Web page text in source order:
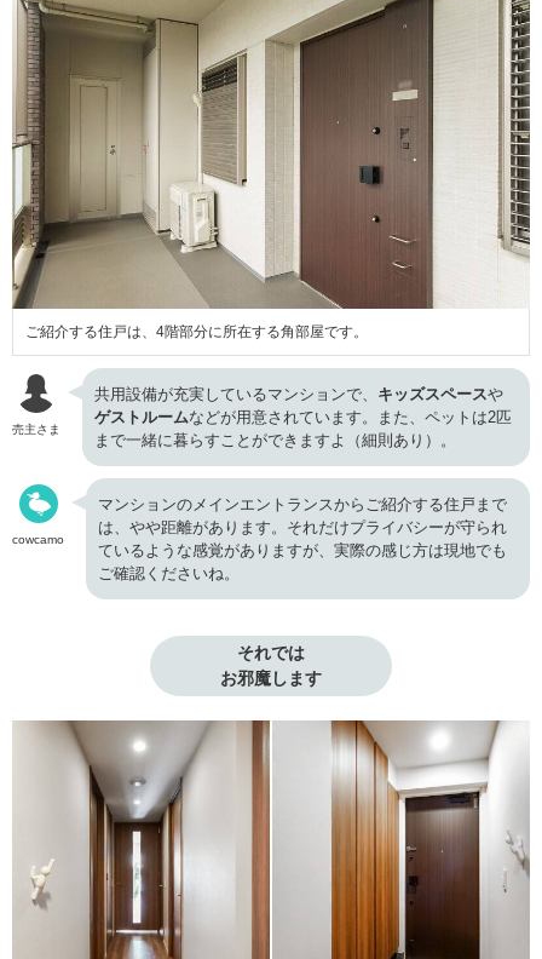
ご紹介する住戸は、4階部分に所在する角部屋です。
売主さま
共用設備が充実しているマンションで、 キッズスペースや
ゲストルームなどが用意されています。また、ペットは2匹
まで一緒に暮らすことができますよ（細則あり）。
cowcamo
マンションのメインエントランスからご紹介する住戸まで
は、やや距離があります。それだけプライバシーが守られ
ているような感覚がありますが、実際の感じ方は現地でも
ご確認くださいね。
それでは
お邪魔します